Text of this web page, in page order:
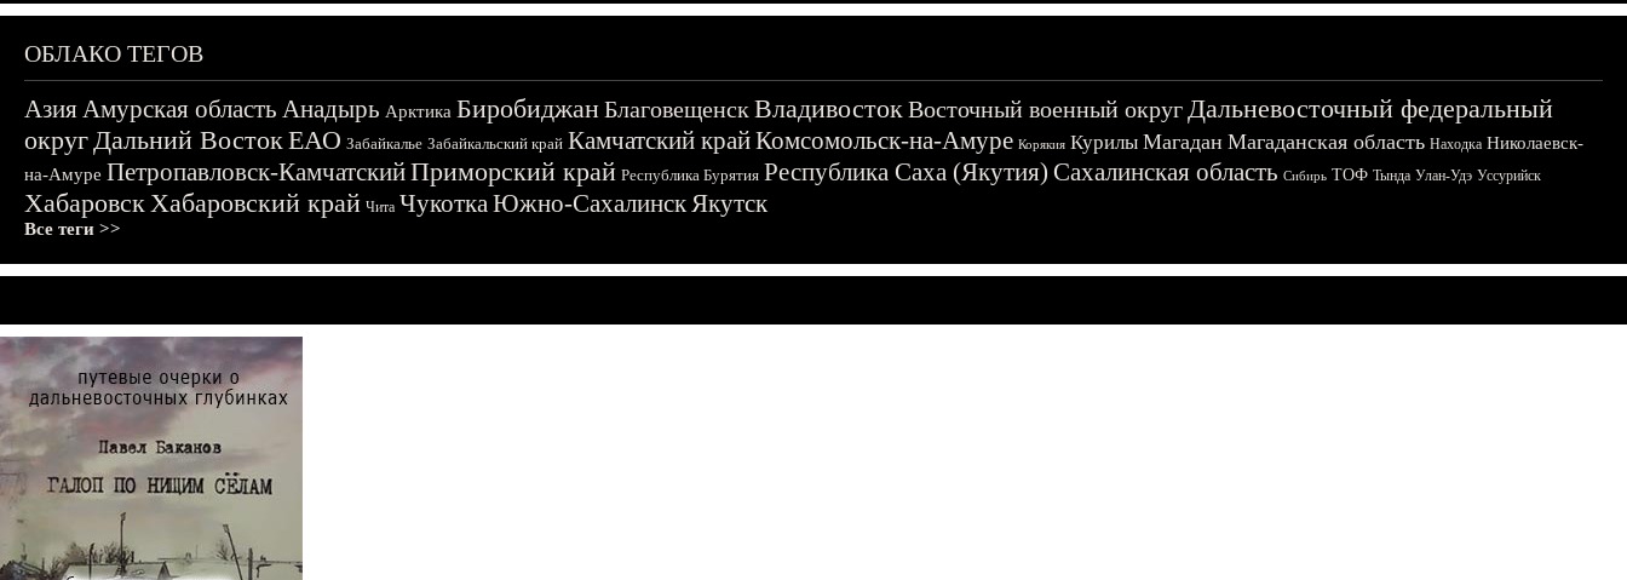
ОБЛАКО ТЕГОВ
АзияАмурская область Анадырь Арктика БиробиджанБлаговещенскВладивостокВосточный военный округДальневосточный федеральный
округДальний ВостокЕАО Забайкалье Забайкальский край Камчатский крайКомсомольск-на-Амуре Корякия Курилы Магадан Магаданская область Находка Николаевск-
на-Амуре Петропавловск-КамчатскийПриморский край Республика Бурятия Республика Саха (Якутия) Сахалинская область Сибирь ТОФ Тында Улан-Удэ Уссурийск
ХабаровскХабаровский край Чита ЧукоткаЮжно-СахалинскЯкутск
Все теги >>